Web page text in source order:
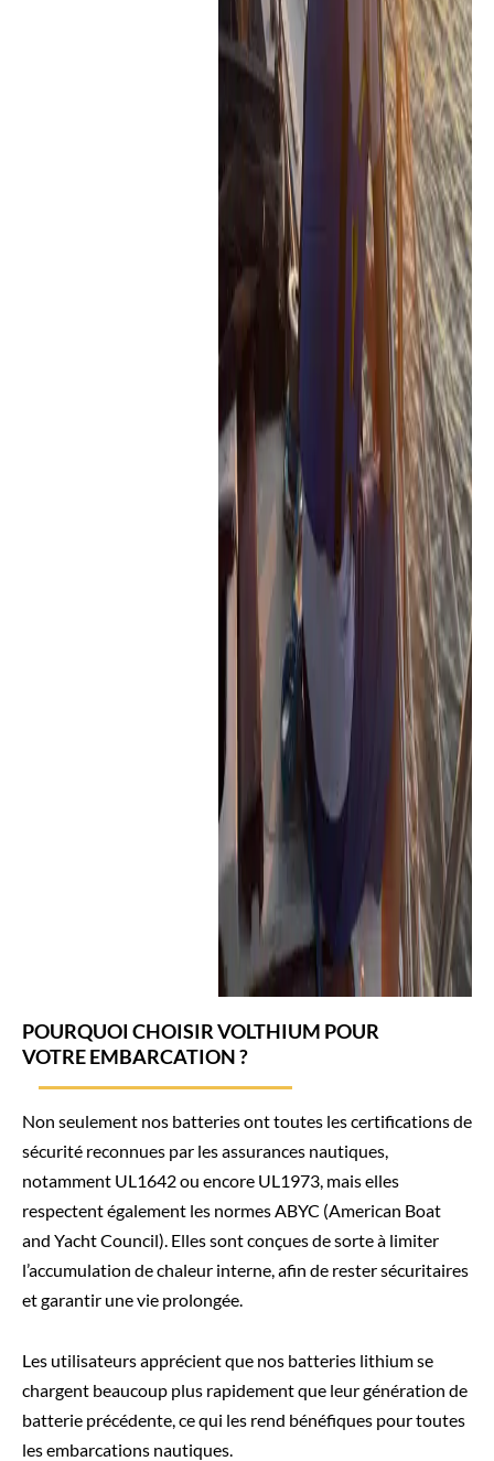
POURQUOI CHOISIR VOLTHIUM POUR
VOTRE EMBARCATION ?
Non seulement nos batteries ont toutes les certifications de
sécurité reconnues par les assurances nautiques,
notamment UL1642 ou encore UL1973, mais elles
respectent également les normes ABYC (American Boat
and Yacht Council). Elles sont conçues de sorte à limiter
l’accumulation de chaleur interne, afin de rester sécuritaires
et garantir une vie prolongée.
Les utilisateurs apprécient que nos batteries lithium se
chargent beaucoup plus rapidement que leur génération de
batterie précédente, ce qui les rend bénéfiques pour toutes
les embarcations nautiques.